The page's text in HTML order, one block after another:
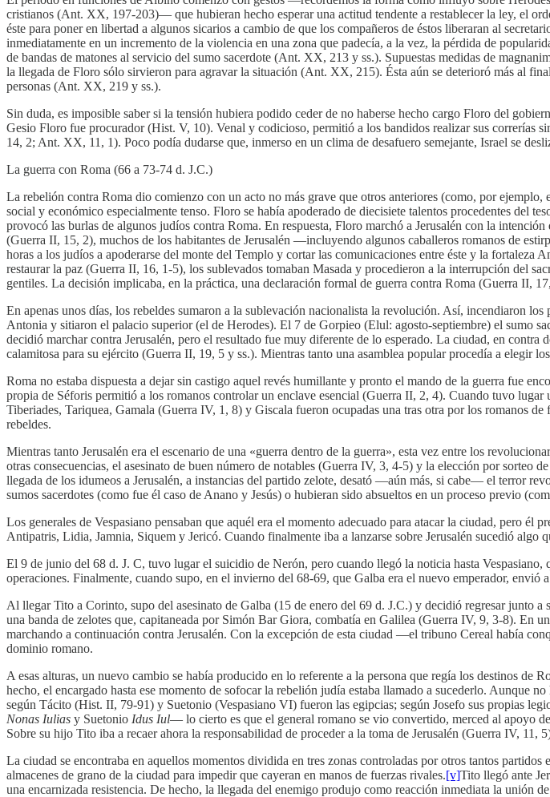
cristianos (Ant. XX, 197-203)— que hubieran hecho esperar una actitud tendente a restablecer la ley, el
éste para poner en libertad a algunos sicarios a cambio de que los compañeros de éstos liberaran al
inmediatamente en un incremento de la violencia en una zona que padecía, a la vez, la pérdida de
de bandas de matones al servicio del sumo sacerdote (Ant. XX, 213 y ss.). Supuestas medidas de
la llegada de Floro sólo sirvieron para agravar la situación (Ant. XX, 215). Ésta aún se deterioró más al
personas (Ant. XX, 219 y ss.).
Sin duda, es imposible saber si la tensión hubiera podido ceder de no haberse hecho cargo Floro del
Gesio Floro fue procurador (Hist. V, 10). Venal y codicioso, permitió a los bandidos realizar sus correrías
14, 2; Ant. XX, 11, 1). Poco podía dudarse que, inmerso en un clima de desafuero semejante, Israel se
La guerra con Roma (66 a 73-74 d. J.C.)
La rebelión contra Roma dio comienzo con un acto no más grave que otros anteriores (como, por
social y económico especialmente tenso. Floro se había apoderado de diecisiete talentos procedentes del
provocó las burlas de algunos judíos contra Roma. En respuesta, Floro marchó a Jerusalén con la
(Guerra II, 15, 2), muchos de los habitantes de Jerusalén —incluyendo algunos caballeros romanos de
horas a los judíos a apoderarse del monte del Templo y cortar las comunicaciones entre éste y la
restaurar la paz (Guerra II, 16, 1-5), los sublevados tomaban Masada y procedieron a la interrupción del
gentiles. La decisión implicaba, en la práctica, una declaración formal de guerra contra Roma (Guerra II,
En apenas unos días, los rebeldes sumaron a la sublevación nacionalista la revolución. Así, incendiaron
Antonia y sitiaron el palacio superior (el de Herodes). El 7 de Gorpieo (Elul: agosto-septiembre) el sumo
decidió marchar contra Jerusalén, pero el resultado fue muy diferente de lo esperado. La ciudad, en
calamitosa para su ejército (Guerra II, 19, 5 y ss.). Mientras tanto una asamblea popular procedía a elegir
Roma no estaba dispuesta a dejar sin castigo aquel revés humillante y pronto el mando de la guerra fue
propia de Séforis permitió a los romanos controlar un enclave esencial (Guerra II, 2, 4). Cuando tuvo
Tiberiades, Tariquea, Gamala (Guerra IV, 1, 8) y Giscala fueron ocupadas una tras otra por los romanos
rebeldes.
Mientras tanto Jerusalén era el escenario de una «guerra dentro de la guerra», esta vez entre los
otras consecuencias, el asesinato de buen número de notables (Guerra IV, 3, 4-5) y la elección por
llegada de los idumeos a Jerusalén, a instancias del partido zelote, desató —aún más, si cabe— el terror
sumos sacerdotes (como fue él caso de Anano y Jesús) o hubieran sido absueltos en un proceso previo
Los generales de Vespasiano pensaban que aquél era el momento adecuado para atacar la ciudad, pero
Antipatris, Lidia, Jamnia, Siquem y Jericó. Cuando finalmente iba a lanzarse sobre Jerusalén sucedió algo
El 9 de junio del 68 d. J. C, tuvo lugar el suicidio de Nerón, pero cuando llegó la noticia hasta Vespasiano,
operaciones. Finalmente, cuando supo, en el invierno del 68-69, que Galba era el nuevo emperador,
Al llegar Tito a Corinto, supo del asesinato de Galba (15 de enero del 69 d. J.C.) y decidió regresar junto
una banda de zelotes que, capitaneada por Simón Bar Giora, combatía en Galilea (Guerra IV, 9, 3-8). En
marchando a continuación contra Jerusalén. Con la excepción de esta ciudad —el tribuno Cereal había
dominio romano.
A esas alturas, un nuevo cambio se había producido en lo referente a la persona que regía los destinos
hecho, el encargado hasta ese momento de sofocar la rebelión judía estaba llamado a sucederlo. Aunque
según Tácito (Hist. II, 79-91) y Suetonio (Vespasiano VI) fueron las egipcias; según Josefo sus propias
Nonas Iulias y Suetonio Idus Iul— lo cierto es que el general romano se vio convertido, merced al apoyo
Sobre su hijo Tito iba a recaer ahora la responsabilidad de proceder a la toma de Jerusalén (Guerra IV, 11,
La ciudad se encontraba en aquellos momentos dividida en tres zonas controladas por otros tantos
almacenes de grano de la ciudad para impedir que cayeran en manos de fuerzas rivales.[v]Tito llegó ante
una encarnizada resistencia. De hecho, la llegada del enemigo produjo como reacción inmediata la unión